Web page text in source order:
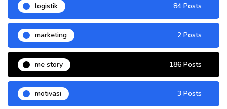
logistik 84 Posts
marketing 2 Posts
me story 186 Posts
motivasi 3 Posts